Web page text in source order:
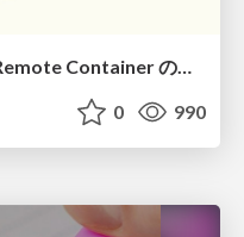
開発環境としての Python x Remote Container の使い道 / How to use Python x Remote Container as a development environment
0 990